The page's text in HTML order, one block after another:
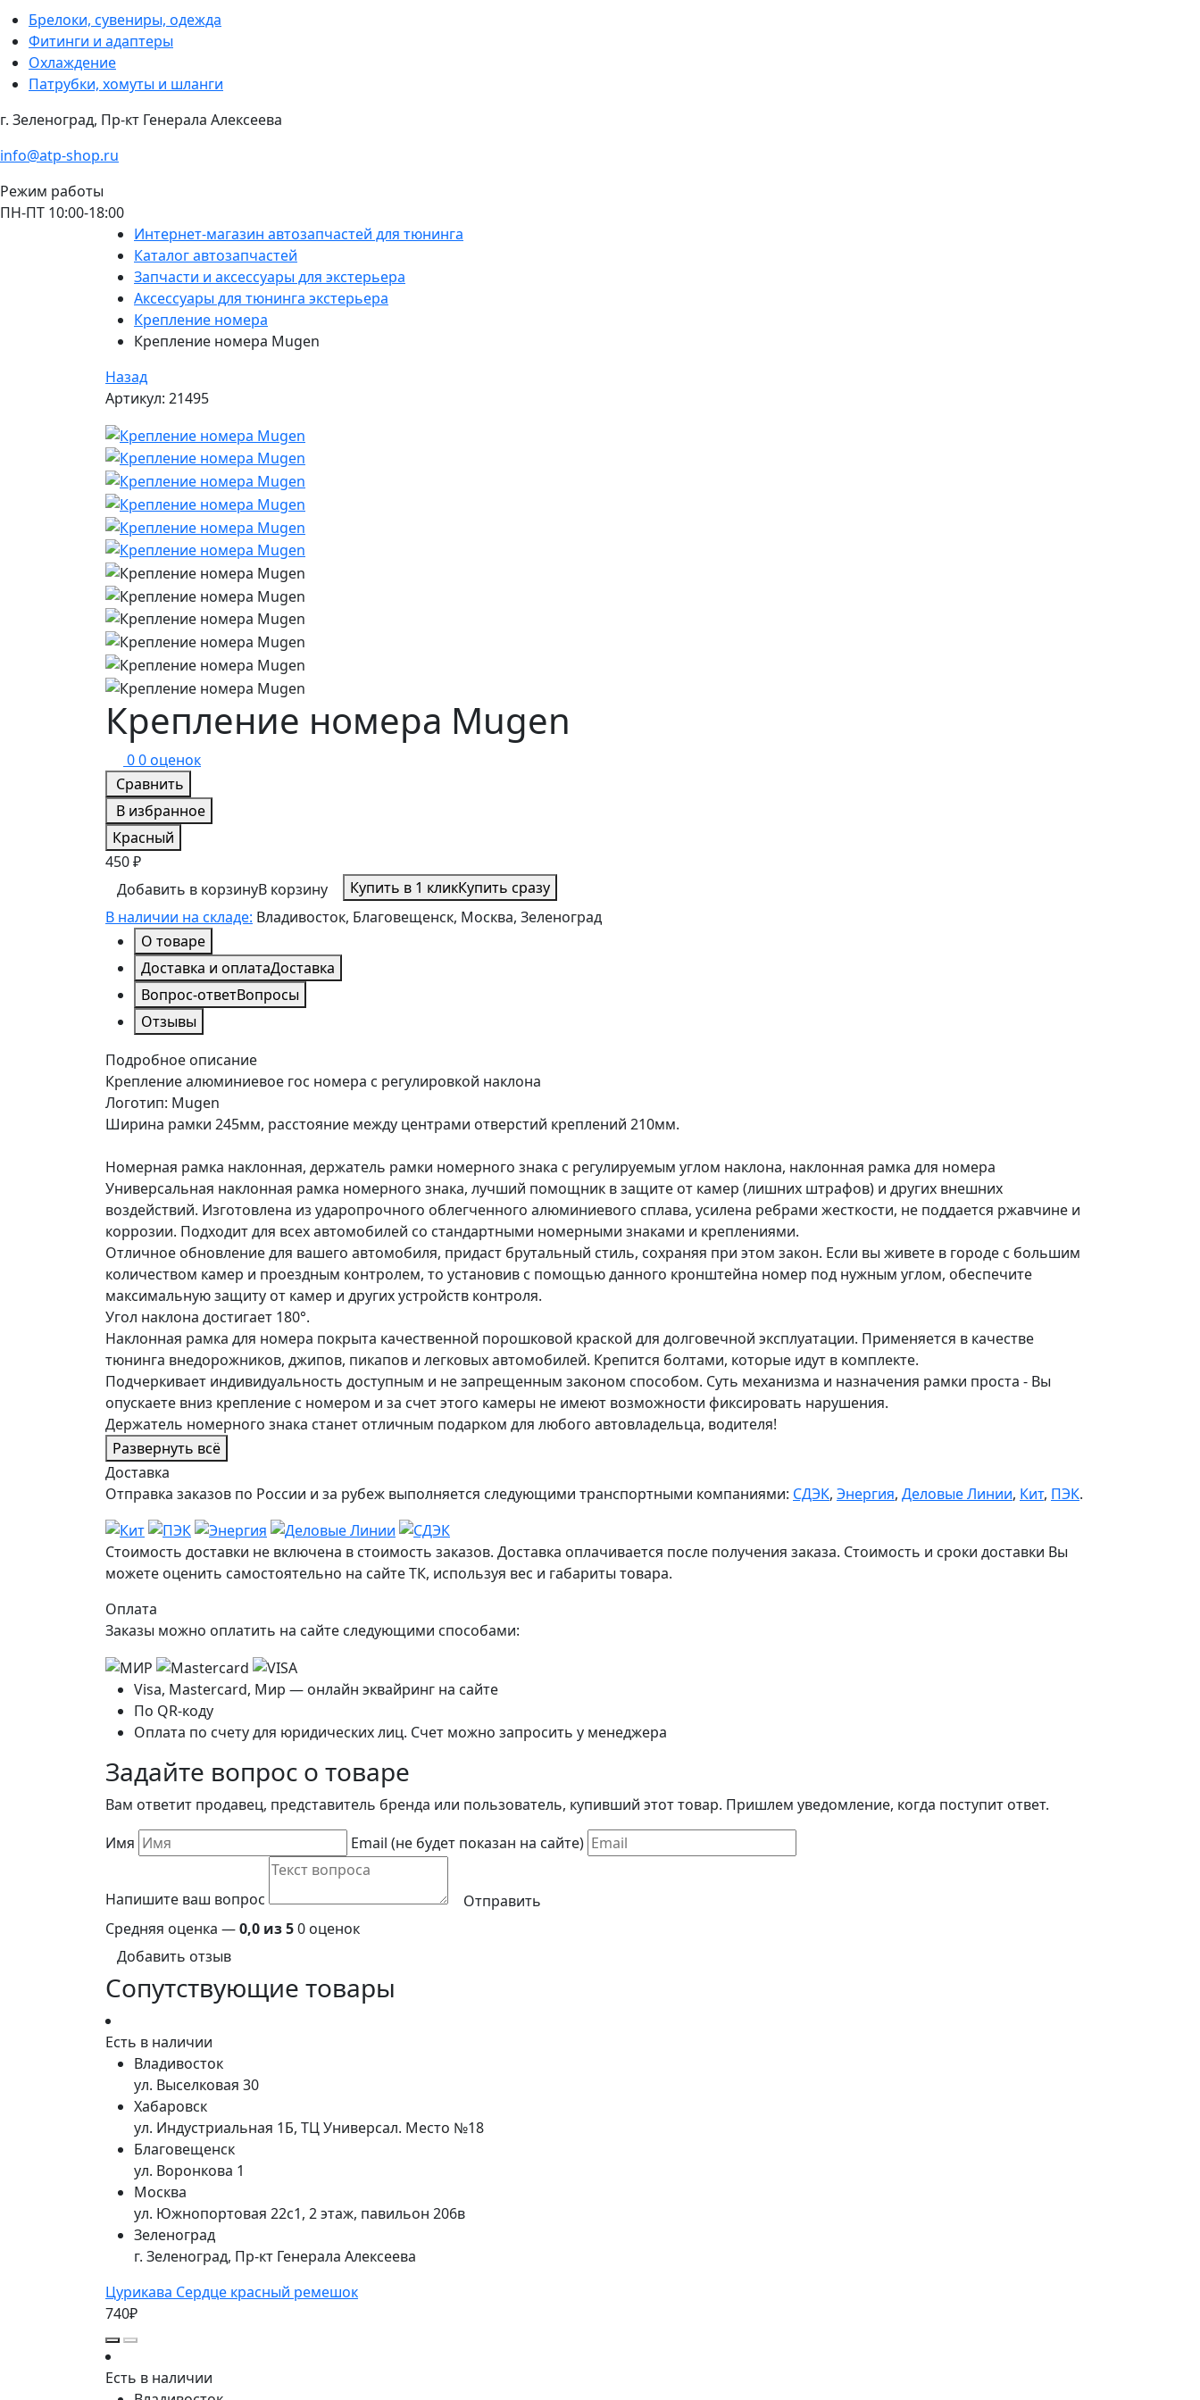
Брелоки, сувениры, одежда
Фитинги и адаптеры
Охлаждение
Патрубки, хомуты и шланги
г. Зеленоград, Пр-кт Генерала Алексеева
info@atp-shop.ru
Режим работы
ПН-ПТ 10:00-18:00
Интернет-магазин автозапчастей для тюнинга
Каталог автозапчастей
Запчасти и аксессуары для экстерьера
Аксессуары для тюнинга экстерьера
Крепление номера
Крепление номера Mugen
Назад
Артикул: 21495
Крепление номера Mugen
00 оценок
Сравнить
В избранное
Красный
450 ₽
Добавить в корзинуВ корзину Купить в 1 кликКупить сразу
В наличии на складе: Владивосток, Благовещенск, Москва, Зеленоград
О товаре
Доставка и оплатаДоставка
Вопрос-ответВопросы
Отзывы
Подробное описание
Крепление алюминиевое гос номера с регулировкой наклона
Логотип: Mugen
Ширина рамки 245мм, расстояние между центрами отверстий креплений 210мм.
Номерная рамка наклонная, держатель рамки номерного знака с регулируемым углом наклона, наклонная рамка для номера
Универсальная наклонная рамка номерного знака, лучший помощник в защите от камер (лишних штрафов) и других внешних
воздействий. Изготовлена из ударопрочного облегченного алюминиевого сплава, усилена ребрами жесткости, не поддается ржавчине и
коррозии. Подходит для всех автомобилей со стандартными номерными знаками и креплениями.
Отличное обновление для вашего автомобиля, придаст брутальный стиль, сохраняя при этом закон. Если вы живете в городе с большим
количеством камер и проездным контролем, то установив с помощью данного кронштейна номер под нужным углом, обеспечите
максимальную защиту от камер и других устройств контроля.
Угол наклона достигает 180°.
Наклонная рамка для номера покрыта качественной порошковой краской для долговечной эксплуатации. Применяется в качестве
тюнинга внедорожников, джипов, пикапов и легковых автомобилей. Крепится болтами, которые идут в комплекте.
Подчеркивает индивидуальность доступным и не запрещенным законом способом. Суть механизма и назначения рамки проста - Вы
опускаете вниз крепление с номером и за счет этого камеры не имеют возможности фиксировать нарушения.
Держатель номерного знака станет отличным подарком для любого автовладельца, водителя!
Развернуть всё
Доставка
Отправка заказов по России и за рубеж выполняется следующими транспортными компаниями: СДЭК, Энергия, Деловые Линии, Кит, ПЭК.
Стоимость доставки не включена в стоимость заказов. Доставка оплачивается после получения заказа. Стоимость и сроки доставки Вы
можете оценить самостоятельно на сайте ТК, используя вес и габариты товара.
Оплата
Заказы можно оплатить на сайте следующими способами:
Visa, Mastercard, Мир — онлайн эквайринг на сайте
По QR-коду
Оплата по счету для юридических лиц. Счет можно запросить у менеджера
Задайте вопрос о товаре
Вам ответит продавец, представитель бренда или пользователь, купивший этот товар. Пришлем уведомление, когда поступит ответ.
Имя
Email (не будет показан на сайте)
Напишите ваш вопрос
Отправить
Средняя оценка —0,0 из 50 оценок
Добавить отзыв
Сопутствующие товары
Есть в наличии
Владивосток
ул. Выселковая 30
Хабаровск
ул. Индустриальная 1Б, ТЦ Универсал. Место №18
Благовещенск
ул. Воронкова 1
Москва
ул. Южнопортовая 22с1, 2 этаж, павильон 206в
Зеленоград
г. Зеленоград, Пр-кт Генерала Алексеева
Цурикава Сердце красный ремешок
740₽
Есть в наличии